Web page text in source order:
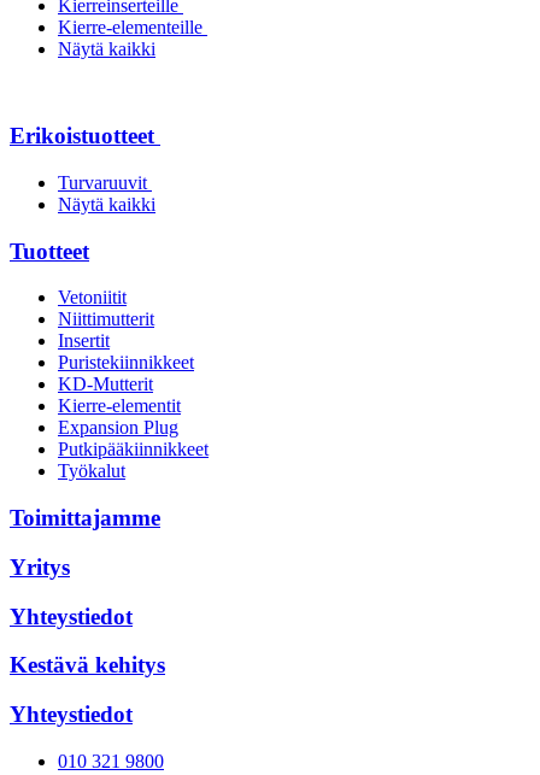
Kierreinserteille
Kierre-elementeille
Näytä kaikki
Erikoistuotteet
Turvaruuvit
Näytä kaikki
Tuotteet
Vetoniitit
Niittimutterit
Insertit
Puristekiinnikkeet
KD-Mutterit
Kierre-elementit
Expansion Plug
Putkipääkiinnikkeet
Työkalut
Toimittajamme
Yritys
Yhteystiedot
Kestävä kehitys
Yhteystiedot
010 321 9800